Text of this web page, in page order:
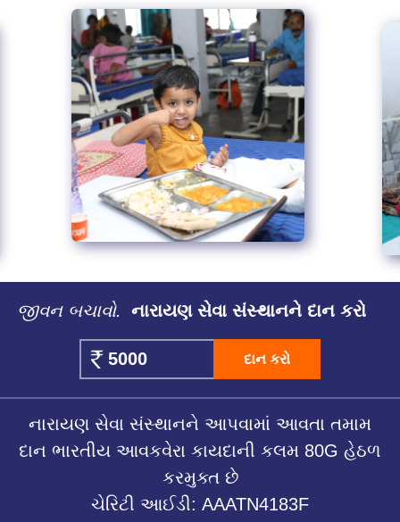
જીવન બચાવો. નારાયણ સેવા સંસ્થાનને દાન કરો
દાન કરો
નારાયણ સેવા સંસ્થાનને આપવામાં આવતા તમામ
દાન ભારતીય આવકવેરા કાયદાની કલમ 80G હેઠળ
કરમુક્ત છે
ચેરિટી આઈડી: AAATN4183F